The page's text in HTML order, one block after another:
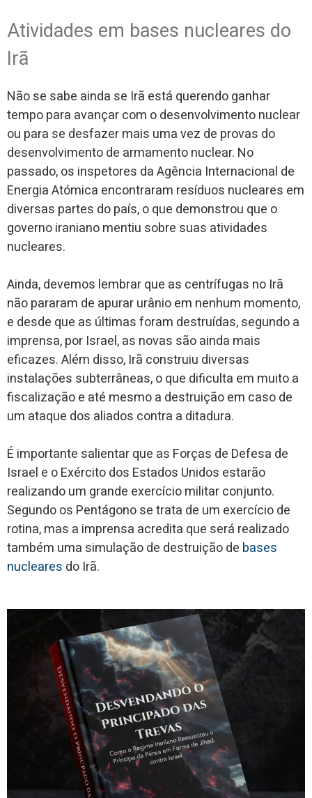
Atividades em bases nucleares do
Irã
Não se sabe ainda se Irã está querendo ganhar
tempo para avançar com o desenvolvimento nuclear
ou para se desfazer mais uma vez de provas do
desenvolvimento de armamento nuclear. No
passado, os inspetores da Agência Internacional de
Energia Atómica encontraram resíduos nucleares em
diversas partes do país, o que demonstrou que o
governo iraniano mentiu sobre suas atividades
nucleares.
Ainda, devemos lembrar que as centrífugas no Irã
não pararam de apurar urânio em nenhum momento,
e desde que as últimas foram destruídas, segundo a
imprensa, por Israel, as novas são ainda mais
eficazes. Além disso, Irã construiu diversas
instalações subterrâneas, o que dificulta em muito a
fiscalização e até mesmo a destruição em caso de
um ataque dos aliados contra a ditadura.
É importante salientar que as Forças de Defesa de
Israel e o Exército dos Estados Unidos estarão
realizando um grande exercício militar conjunto.
Segundo os Pentágono se trata de um exercício de
rotina, mas a imprensa acredita que será realizado
também uma simulação de destruição de bases
nucleares do Irã.